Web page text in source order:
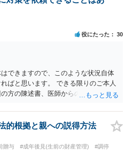
役にたった 30
できますので、このような状況自体
ばと思います。 できる限りのご本人
方の陳述書、医師からの聴取書等）
進むのではないかと存じます。 ま
まりに後見申立ができない状況にして
当該地域の地域包括支援センターに
す。
的根拠と親への説得方法
贈与 #成年後見(生前の財産管理) #調停